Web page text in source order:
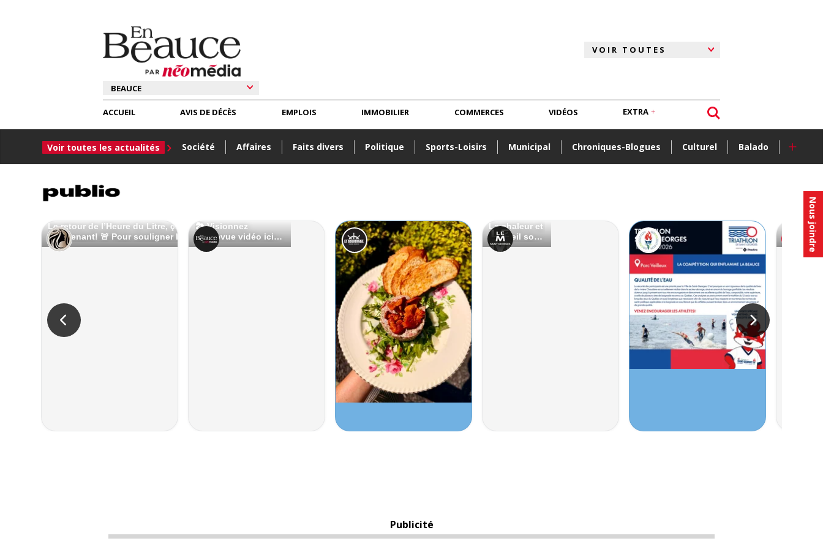
Nous joindre
ACCUEIL
Voir toutes les actualités Société Affaires Faits divers Politique Sports-Loisirs Municipal Chroniques-Blogues Culturel Balado +
AVIS DE DÉCÈS EMPLOIS IMMOBILIER COMMERCES VIDÉOS EXTRA
Publicité